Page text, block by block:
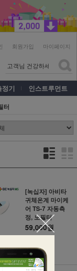
회원가입 마이페이지
정기 인스트루먼트
터
[녹십자] 아비타
귀체온계 마이케
어 TS-7 자동측
정, 노필터
59,000원
590원 적립